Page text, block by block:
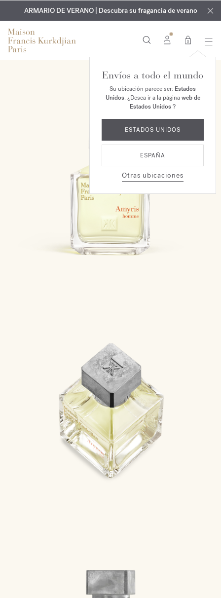
EXCLUSIVO | Descubra la nueva fragancia OUD
velvet mood
en su pedido*
GRABADO GRATUITO | En todas las fragancias y aceites
corporales hasta el 9 de agosto
ARMARIO DE VERANO | Descubra su fragancia de verano
0
Envíos a todo el mundo
Su ubicación parece ser: Estados
Unidos. ¿Desea ir a la páginaweb de
Estados Unidos?
ESTADOS UNIDOS
ESPAÑA
Otras ubicaciones